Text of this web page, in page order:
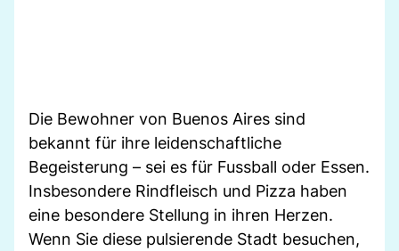
Die Bewohner von Buenos Aires sind
bekannt für ihre leidenschaftliche
Begeisterung – sei es für Fussball oder Essen.
Insbesondere Rindfleisch und Pizza haben
eine besondere Stellung in ihren Herzen.
Wenn Sie diese pulsierende Stadt besuchen,